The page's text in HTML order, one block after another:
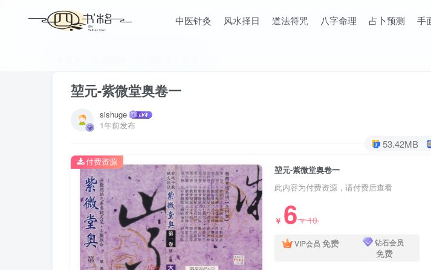
中医针灸 风水择日 道法符咒 八字命理 占卜预测 手
堃元-紫微堂奥卷一
sishuge
1年前发布
53.42MB
堃元-紫微堂奥卷一
此内容为付费资源，请付费后查看
￥ 6￥10
VIP会员 免费 钻石会员
免费
付费资源